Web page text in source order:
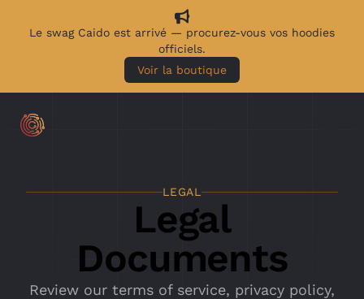
Le swag Caido est arrivé — procurez-vous vos hoodies
officiels.
Voir la boutique
LEGAL
Legal
Documents
Review our terms of service, privacy policy,